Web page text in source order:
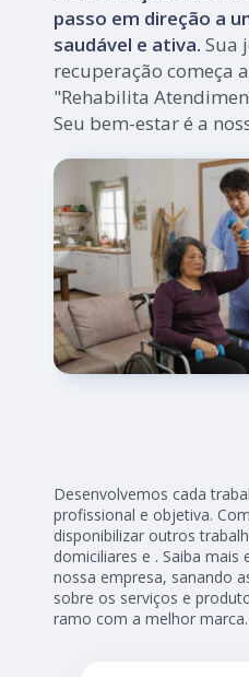
passo em direção a
saudável e ativa. Sua
recuperação começa
"Rehabilita
Seu bem-estar é a
Desenvolvemos cada
profissional e objetiva.
disponibilizar outros
domiciliares e . Saiba
nossa empresa, sanando
sobre os serviços e
ramo com a melhor marca.